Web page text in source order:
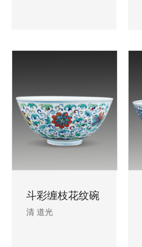
斗彩缠枝花纹碗
清 道光